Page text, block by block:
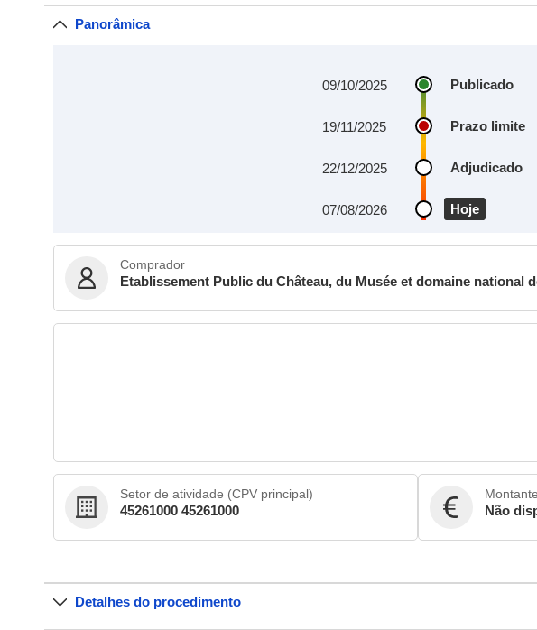
Panorâmica
Publicado
09/10/2025
Prazo limite
19/11/2025
Adjudicado
22/12/2025
Hoje
07/08/2026
Comprador
Etablissement Public du Château, du Musée et domaine national
Setor de atividade (CPV principal)
45261000 45261000 Não
Detalhes do procedimento